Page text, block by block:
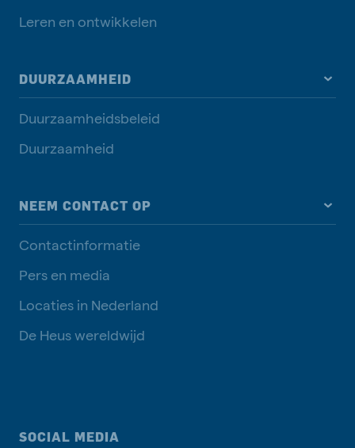
Leren en ontwikkelen
DUURZAAMHEID
Duurzaamheidsbeleid
Duurzaamheid
NEEM CONTACT OP
Contactinformatie
Pers en media
Locaties in Nederland
De Heus wereldwijd
SOCIAL MEDIA